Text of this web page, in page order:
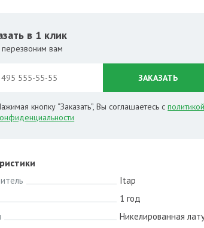
в 1 клик
вам
ЗАКАЗАТЬ
кнопку “Заказать”, Вы соглашаетесь сполитикой
Itap
1 год
Никелированная